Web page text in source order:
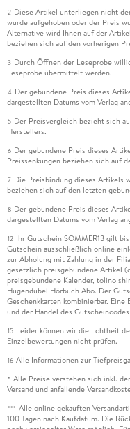
2 Diese Artikel unterliegen nicht
wurde aufgehoben oder der Preis
Alternative wird Ihnen auf der
beziehen sich auf den vorherigen
3 Durch Öffnen der Leseprobe
Leseprobe übermittelt werden.
4 Der gebundene Preis dieses
dargestellten Datums vom Verlag
5 Der Preisvergleich bezieht sich
Herstellers.
6 Der gebundene Preis dieses
Preissenkungen beziehen sich auf
7 Die Preisbindung dieses Artikels
beziehen sich auf den letzten
8 Der gebundene Preis dieses
dargestellten Datums vom Verlag
12 Ihr Gutschein SOMMER13 gilt
Gutschein ausschließlich online
zur Abholung mit Zahlung in der
gesetzlich preisgebundene Artikel
preisgebundene Kalender, tolino
Hugendubel Hörbuch Abo. Der
Geschenkkarten kombinierbar.
und der Handel des
15 Leider können wir die Echtheit
Einzelbewertungen nicht prüfen.
16 Alle Informationen zur
* Alle Preise verstehen sich inkl.
Versand und anfallende
*** Alle online gekauften
100 Tagen nach Kaufdatum. Die